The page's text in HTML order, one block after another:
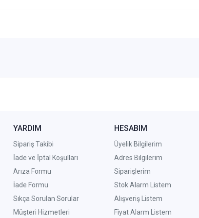
YARDIM
Sipariş Takibi
İade ve İptal Koşulları
Arıza Formu
İade Formu
Sıkça Sorulan Sorular
Müşteri Hizmetleri
HESABIM
Üyelik Bilgilerim
Adres Bilgilerim
Siparişlerim
Stok Alarm Listem
Alışveriş Listem
Fiyat Alarm Listem